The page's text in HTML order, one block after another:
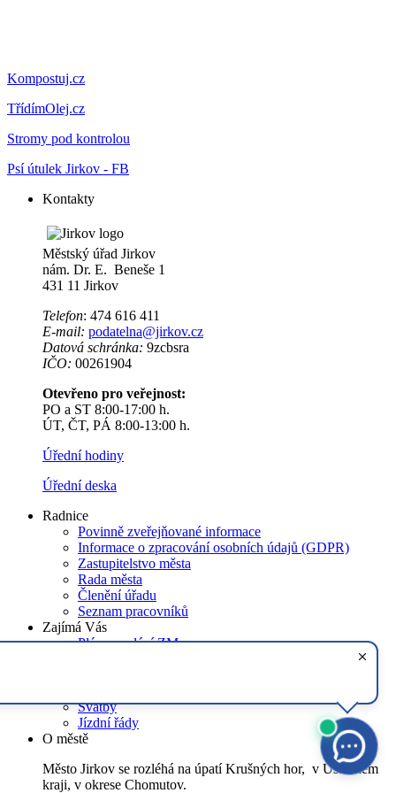
Kompostuj.cz
TřídímOlej.cz
Stromy pod kontrolou
Psí útulek Jirkov - FB
Kontakty
Městský úřad Jirkov
nám. Dr. E. Beneše 1
431 11 Jirkov
Telefon: 474 616 411
E-mail: podatelna@jirkov.cz
Datová schránka: 9zcbsra
IČO: 00261904
Otevřeno pro veřejnost:
PO a ST 8:00-17:00 h.
ÚT, ČT, PÁ 8:00-13:00 h.
Úřední hodiny
Úřední deska
Radnice
Povinně zveřejňované informace
Informace o zpracování osobních údajů (GDPR)
Zastupitelstvo města
Rada města
Členění úřadu
Seznam pracovníků
Zajímá Vás
Plán zasedání ZM
Svatby
Jízdní řády
O městě
Město Jirkov se rozléhá na úpatí Krušných hor, v Ústeckém
kraji, v okrese Chomutov.